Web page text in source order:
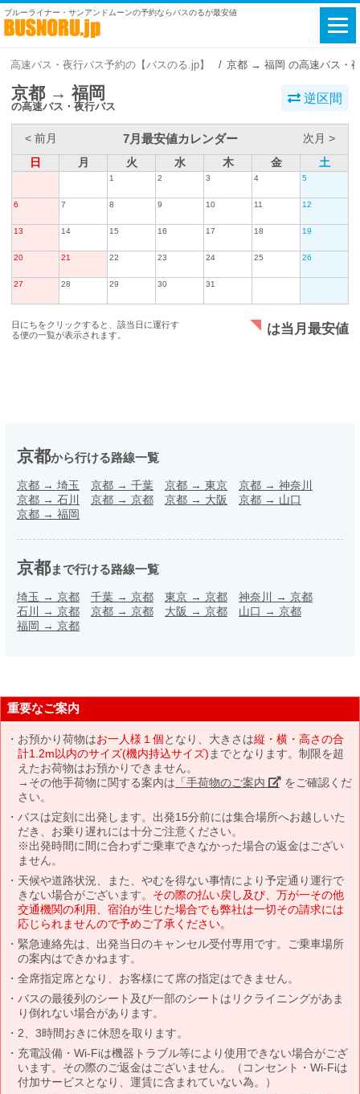
ブルーライナー・サンアンドムーンの予約ならバスのるが最安値
高速バス・夜行バス予約の【バスのる.jp】 京都 → 福岡 の高速バス・
京都 → 福岡
の高速バス・夜行バス
逆区間
< 前月 7月最安値カレンダー
次月 >
日
月 火 水 木 金 土
1 2 3 4 5
6 7 8 9 10 11 12
13 14 15 16 17 18 19
20 21 22 23 24 25 26
27 28 29 30 31
日にちをクリックすると、該当日に運行す
る便の一覧が表示されます。
は当月最安値
京都から行ける路線一覧
京都 → 埼玉 京都 → 千葉 京都 → 東京 京都 → 神奈川
京都 → 石川 京都 → 京都 京都 → 大阪 京都 → 山口
京都 → 福岡
京都まで行ける路線一覧
埼玉 → 京都 千葉 → 京都 東京 → 京都 神奈川 → 京都
石川 → 京都 京都 → 京都 大阪 → 京都 山口 → 京都
福岡 → 京都
重要なご案内
お預かり荷物はお一人様１個となり、大きさは縦・横・高さの合
計1.2m以内のサイズ(機内持込サイズ) までとなります。制限を超
えたお荷物はお預かりできません。
→その他手荷物に関する案内は 「手荷物のご案内」 をご確認くだ
さい。
バスは定刻に出発します。出発15分前には集合場所へお越しいた
だき、お乗り遅れには十分ご注意ください。
※出発時間に間に合わずご乗車できなかった場合の返金はござい
ません。
天候や道路状況、また、やむを得ない事情により予定通り運行で
きない場合がございます。 その際の払い戻し及び、万が一その他
交通機関の利用、宿泊が生じた場合でも弊社は一切その請求には
応じられませんので予めご了承ください。
緊急連絡先は、出発当日のキャンセル受付専用です。ご乗車場所
の案内はできかねます。
全席指定席となり、お客様にて席の指定はできません。
バスの最後列のシート及び一部のシートはリクライニングがあま
り倒れない場合があります。
2、3時間おきに休憩を取ります。
充電設備・Wi-Fiは機器トラブル等により使用できない場合がござ
います。その際のご返金はございません。（コンセント・Wi-Fiは
付加サービスとなり、運賃に含まれていない為。）